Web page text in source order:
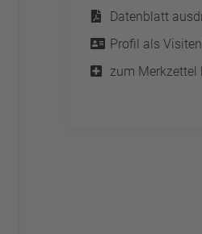
des
Karte
Mehr
Datenblatt
Profil als
zum Merkzettel